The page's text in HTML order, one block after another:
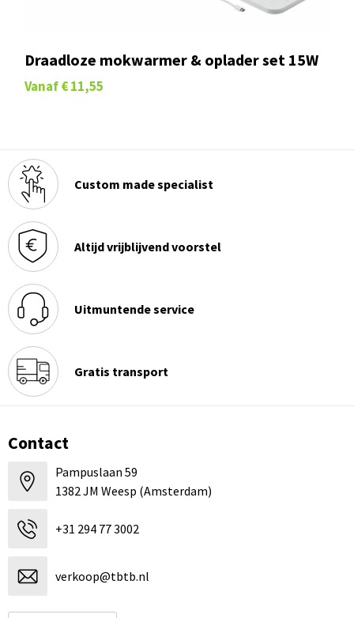
Draadloze mokwarmer & oplader set 15W
Vanaf € 11,55
Custom made specialist
Altijd vrijblijvend voorstel
Uitmuntende service
Gratis transport
Contact
Pampuslaan 59
1382 JM Weesp (Amsterdam)
+31 294 77 3002
verkoop@tbtb.nl